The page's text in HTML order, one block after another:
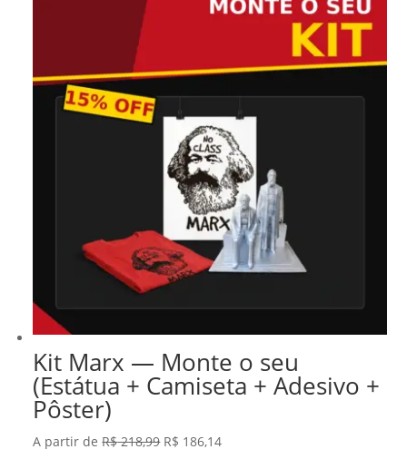
Kit Marx — Monte o seu
(Estátua + Camiseta + Adesivo +
Pôster)
A partir deR$218,99 O
R$ 186,14O